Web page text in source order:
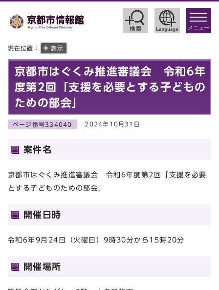
toggle
メニュー
現在位置： 表示
京都市はぐくみ推進審議会 令和6年
度第2回「支援を必要とする子どもの
ための部会」
ページ番号334040 2024年10月31日
案件名
京都市はぐくみ推進審議会 令和6年度第2回「支援を必要
とする子どものための部会」
開催日時
令和6年9月24日（火曜日）9時30分から15時20分
開催場所